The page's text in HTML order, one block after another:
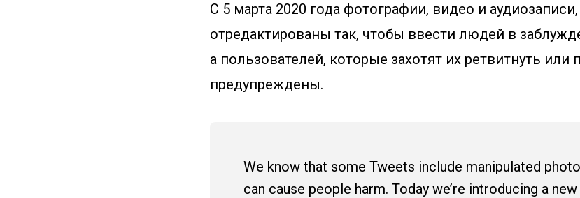
С 5 марта 2020 года фотографии, видео и
отредактированы так, чтобы ввести людей в
а пользователей, которые захотят их ретвитнуть или
предупреждены.
We know that some Tweets include manipulated
can cause people harm. Today we’re introducing a